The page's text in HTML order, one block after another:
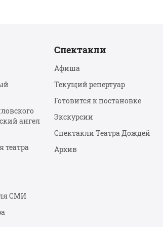
ангел
театра
СМИ
Спектакли
Афиша
Текущий репертуар
Готовится к постановке
Экскурсии
Спектакли Театра Дождей
Архив